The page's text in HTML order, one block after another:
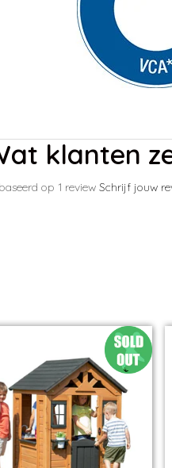
klanten
op 1 review Schrijf jouw